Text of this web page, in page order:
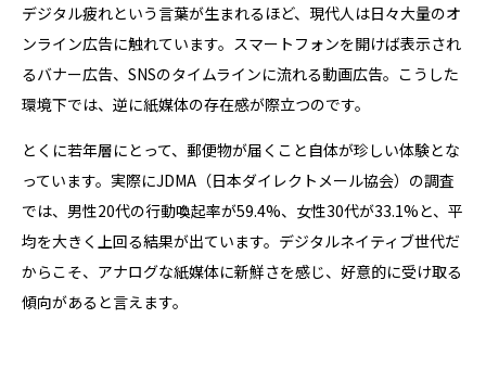
デジタル疲れという言葉が生まれるほど、現代人は日々大量のオ
ンライン広告に触れています。スマートフォンを開けば表示され
るバナー広告、SNSのタイムラインに流れる動画広告。こうした
環境下では、逆に紙媒体の存在感が際立つのです。
とくに若年層にとって、郵便物が届くこと自体が珍しい体験とな
っています。実際にJDMA（日本ダイレクトメール協会）の調査
では、男性20代の行動喚起率が59.4%、女性30代が33.1%と、平
均を大きく上回る結果が出ています。デジタルネイティブ世代だ
からこそ、アナログな紙媒体に新鮮さを感じ、好意的に受け取る
傾向があると言えます。